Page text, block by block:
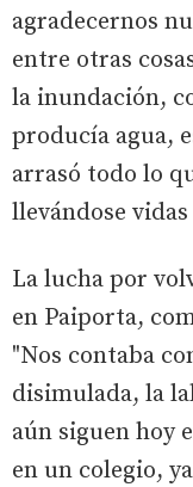
agradecernos
entre otras
la inundación,
producía agua,
arrasó todo lo
llevándose
La lucha por
en Paiporta,
"Nos contaba
disimulada, la
aún siguen hoy
en un colegio,